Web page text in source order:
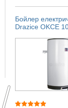
Бойлер
Drazice OKCE